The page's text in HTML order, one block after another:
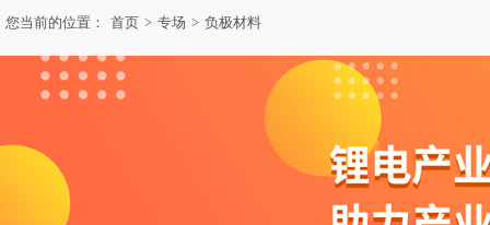
您当前的位置： 首页 > 专场 > 负极材料